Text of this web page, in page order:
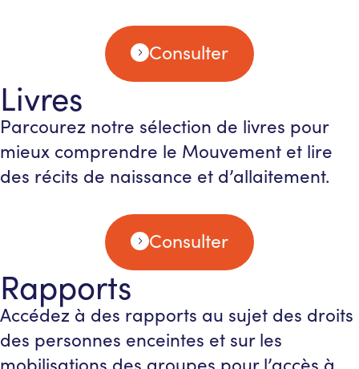
Consulter
Livres
Parcourez notre sélection de livres pour
mieux comprendre le Mouvement et lire
des récits de naissance et d’allaitement.
Consulter
Rapports
Accédez à des rapports au sujet des droits
des personnes enceintes et sur les
mobilisations des groupes pour l’accès à